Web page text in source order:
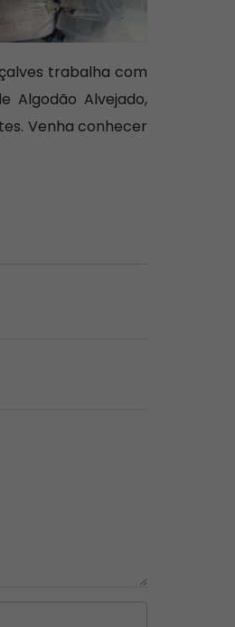
trabalha com
Algodão Alvejado,
Venha conhecer